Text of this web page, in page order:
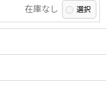
在庫なし